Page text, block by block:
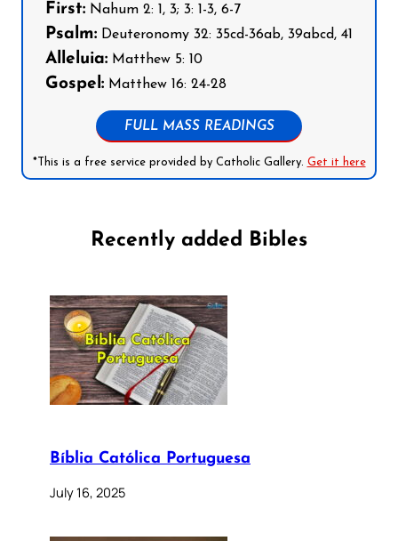
First: Nahum 2: 1, 3; 3: 1-3, 6-7
Psalm: Deuteronomy 32: 35cd-36ab, 39abcd, 41
Alleluia: Matthew 5: 10
Gospel: Matthew 16: 24-28
FULL MASS READINGS
*This is a free service provided by Catholic Gallery. Get it here
Recently added Bibles
Bíblia Católica Portuguesa
July 16, 2025